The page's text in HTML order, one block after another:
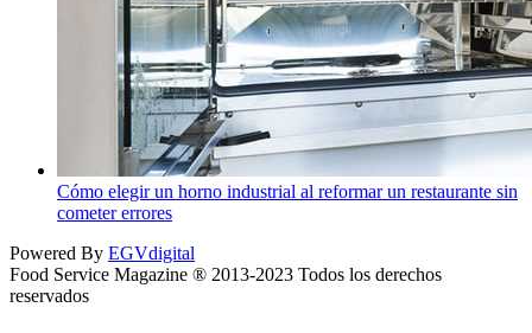
Cómo elegir un horno industrial al reformar un restaurante sin
cometer errores
Powered By EGVdigital
Food Service Magazine ® 2013-2023 Todos los derechos
reservados